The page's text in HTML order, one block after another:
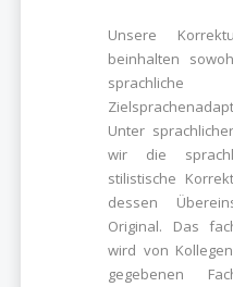
Unsere
beinhalten
sprachliche
Unter
wir die
stilistische
dessen
Original. Das
wird von
gegebenen